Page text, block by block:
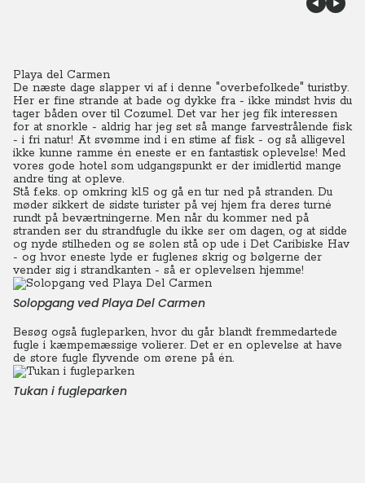
Playa del Carmen
De næste dage slapper vi af i denne "overbefolkede" turistby.
Her er fine strande at bade og dykke fra - ikke mindst hvis du
tager båden over til Cozumel. Det var her jeg fik interessen
for at snorkle - aldrig har jeg set så mange farvestrålende fisk
- i fri natur! At svømme ind i en stime af fisk - og så alligevel
ikke kunne ramme én eneste er en fantastisk oplevelse! Med
vores gode hotel som udgangspunkt er der imidlertid mange
andre ting at opleve.
Stå f.eks. op omkring kl.5 og gå en tur ned på stranden. Du
møder sikkert de sidste turister på vej hjem fra deres turné
rundt på beværtningerne. Men når du kommer ned på
stranden ser du strandfugle du ikke ser om dagen, og at sidde
og nyde stilheden og se solen stå op ude i Det Caribiske Hav
- og hvor eneste lyde er fuglenes skrig og bølgerne der
vender sig i strandkanten - så er oplevelsen hjemme!
Solopgang ved Playa Del Carmen
Besøg også fugleparken, hvor du går blandt fremmedartede
fugle i kæmpemæssige volierer. Det er en oplevelse at have
de store fugle flyvende om ørene på én.
Tukan i fugleparken